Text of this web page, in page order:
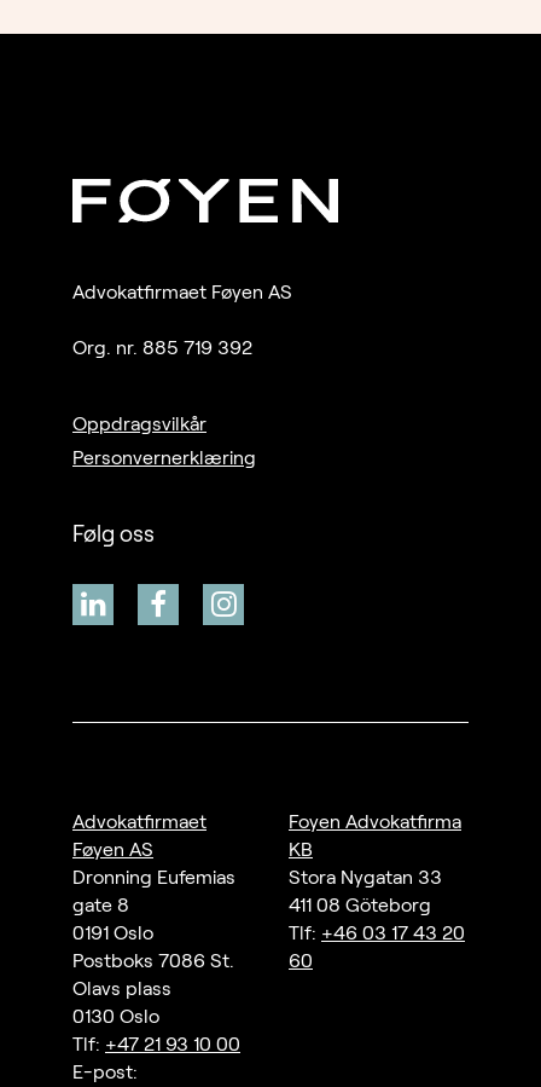
Advokatfirmaet Føyen AS
Org. nr. 885 719 392
Oppdragsvilkår
Personvernerklæring
Følg oss
Advokatfirmaet
Føyen AS
Dronning Eufemias
gate 8
0191 Oslo
Postboks 7086 St.
Olavs plass
0130 Oslo
Tlf: +47 21 93 10 00
E-post:
Foyen Advokatfirma
KB
Stora Nygatan 33
411 08 Göteborg
Tlf: +46 03 17 43 20
60